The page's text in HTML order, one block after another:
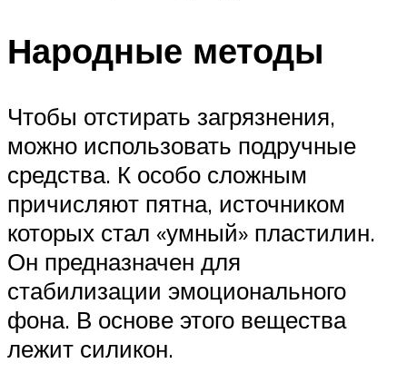
Народные методы
Чтобы отстирать загрязнения,
можно использовать подручные
средства. К особо сложным
причисляют пятна, источником
которых стал «умный» пластилин.
Он предназначен для
стабилизации эмоционального
фона. В основе этого вещества
лежит силикон.